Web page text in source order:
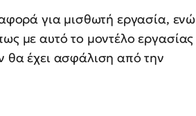
για μισθωτή εργασία, ενώ
με αυτό το μοντέλο εργασίας
θα έχει ασφάλιση από την